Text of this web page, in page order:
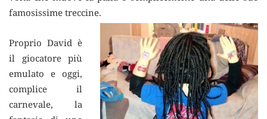
famosissime treccine.
Proprio David è
il giocatore più
emulato e oggi,
complice il
carnevale, la